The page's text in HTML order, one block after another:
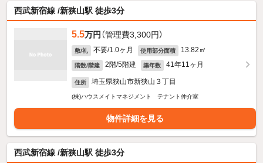
西武新宿線 /新狭山駅 徒歩3分
5.5万円 （管理費3,300円）
敷/礼 不要/1.0ヶ月 使用部分面積 13.82㎡
階数/階建 2階/5階建 築年数 41年11ヶ月
住所 埼玉県狭山市新狭山３丁目
(株)ハウスメイトマネジメント テナント仲介室
物件詳細を見る
西武新宿線 /新狭山駅 徒歩3分